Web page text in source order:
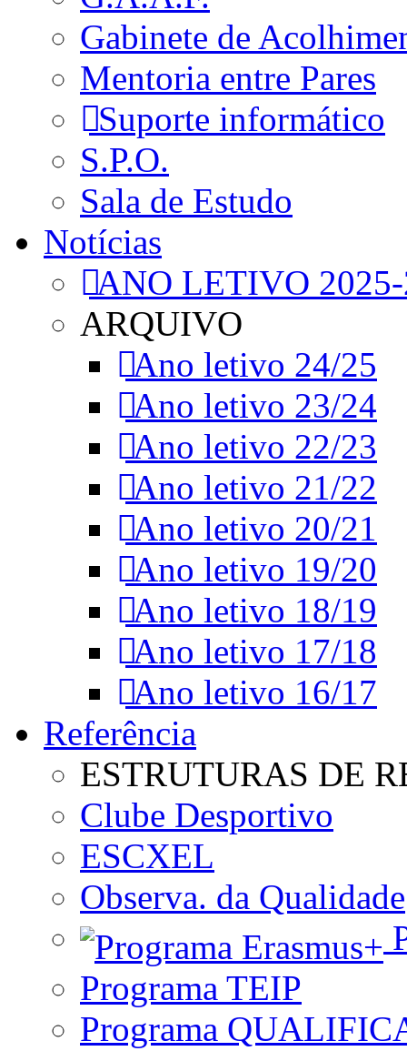
Gabinete de
Mentoria entre Pares
Suporte informático
S.P.O.
Sala de Estudo
Notícias
ANO LETIVO
ARQUIVO
Ano letivo 24/25
Ano letivo 23/24
Ano letivo 22/23
Ano letivo 21/22
Ano letivo 20/21
Ano letivo 19/20
Ano letivo 18/19
Ano letivo 17/18
Ano letivo 16/17
Referência
ESTRUTURAS DE
Clube Desportivo
ESCXEL
Observa. da Qualidade
Programa TEIP
Programa